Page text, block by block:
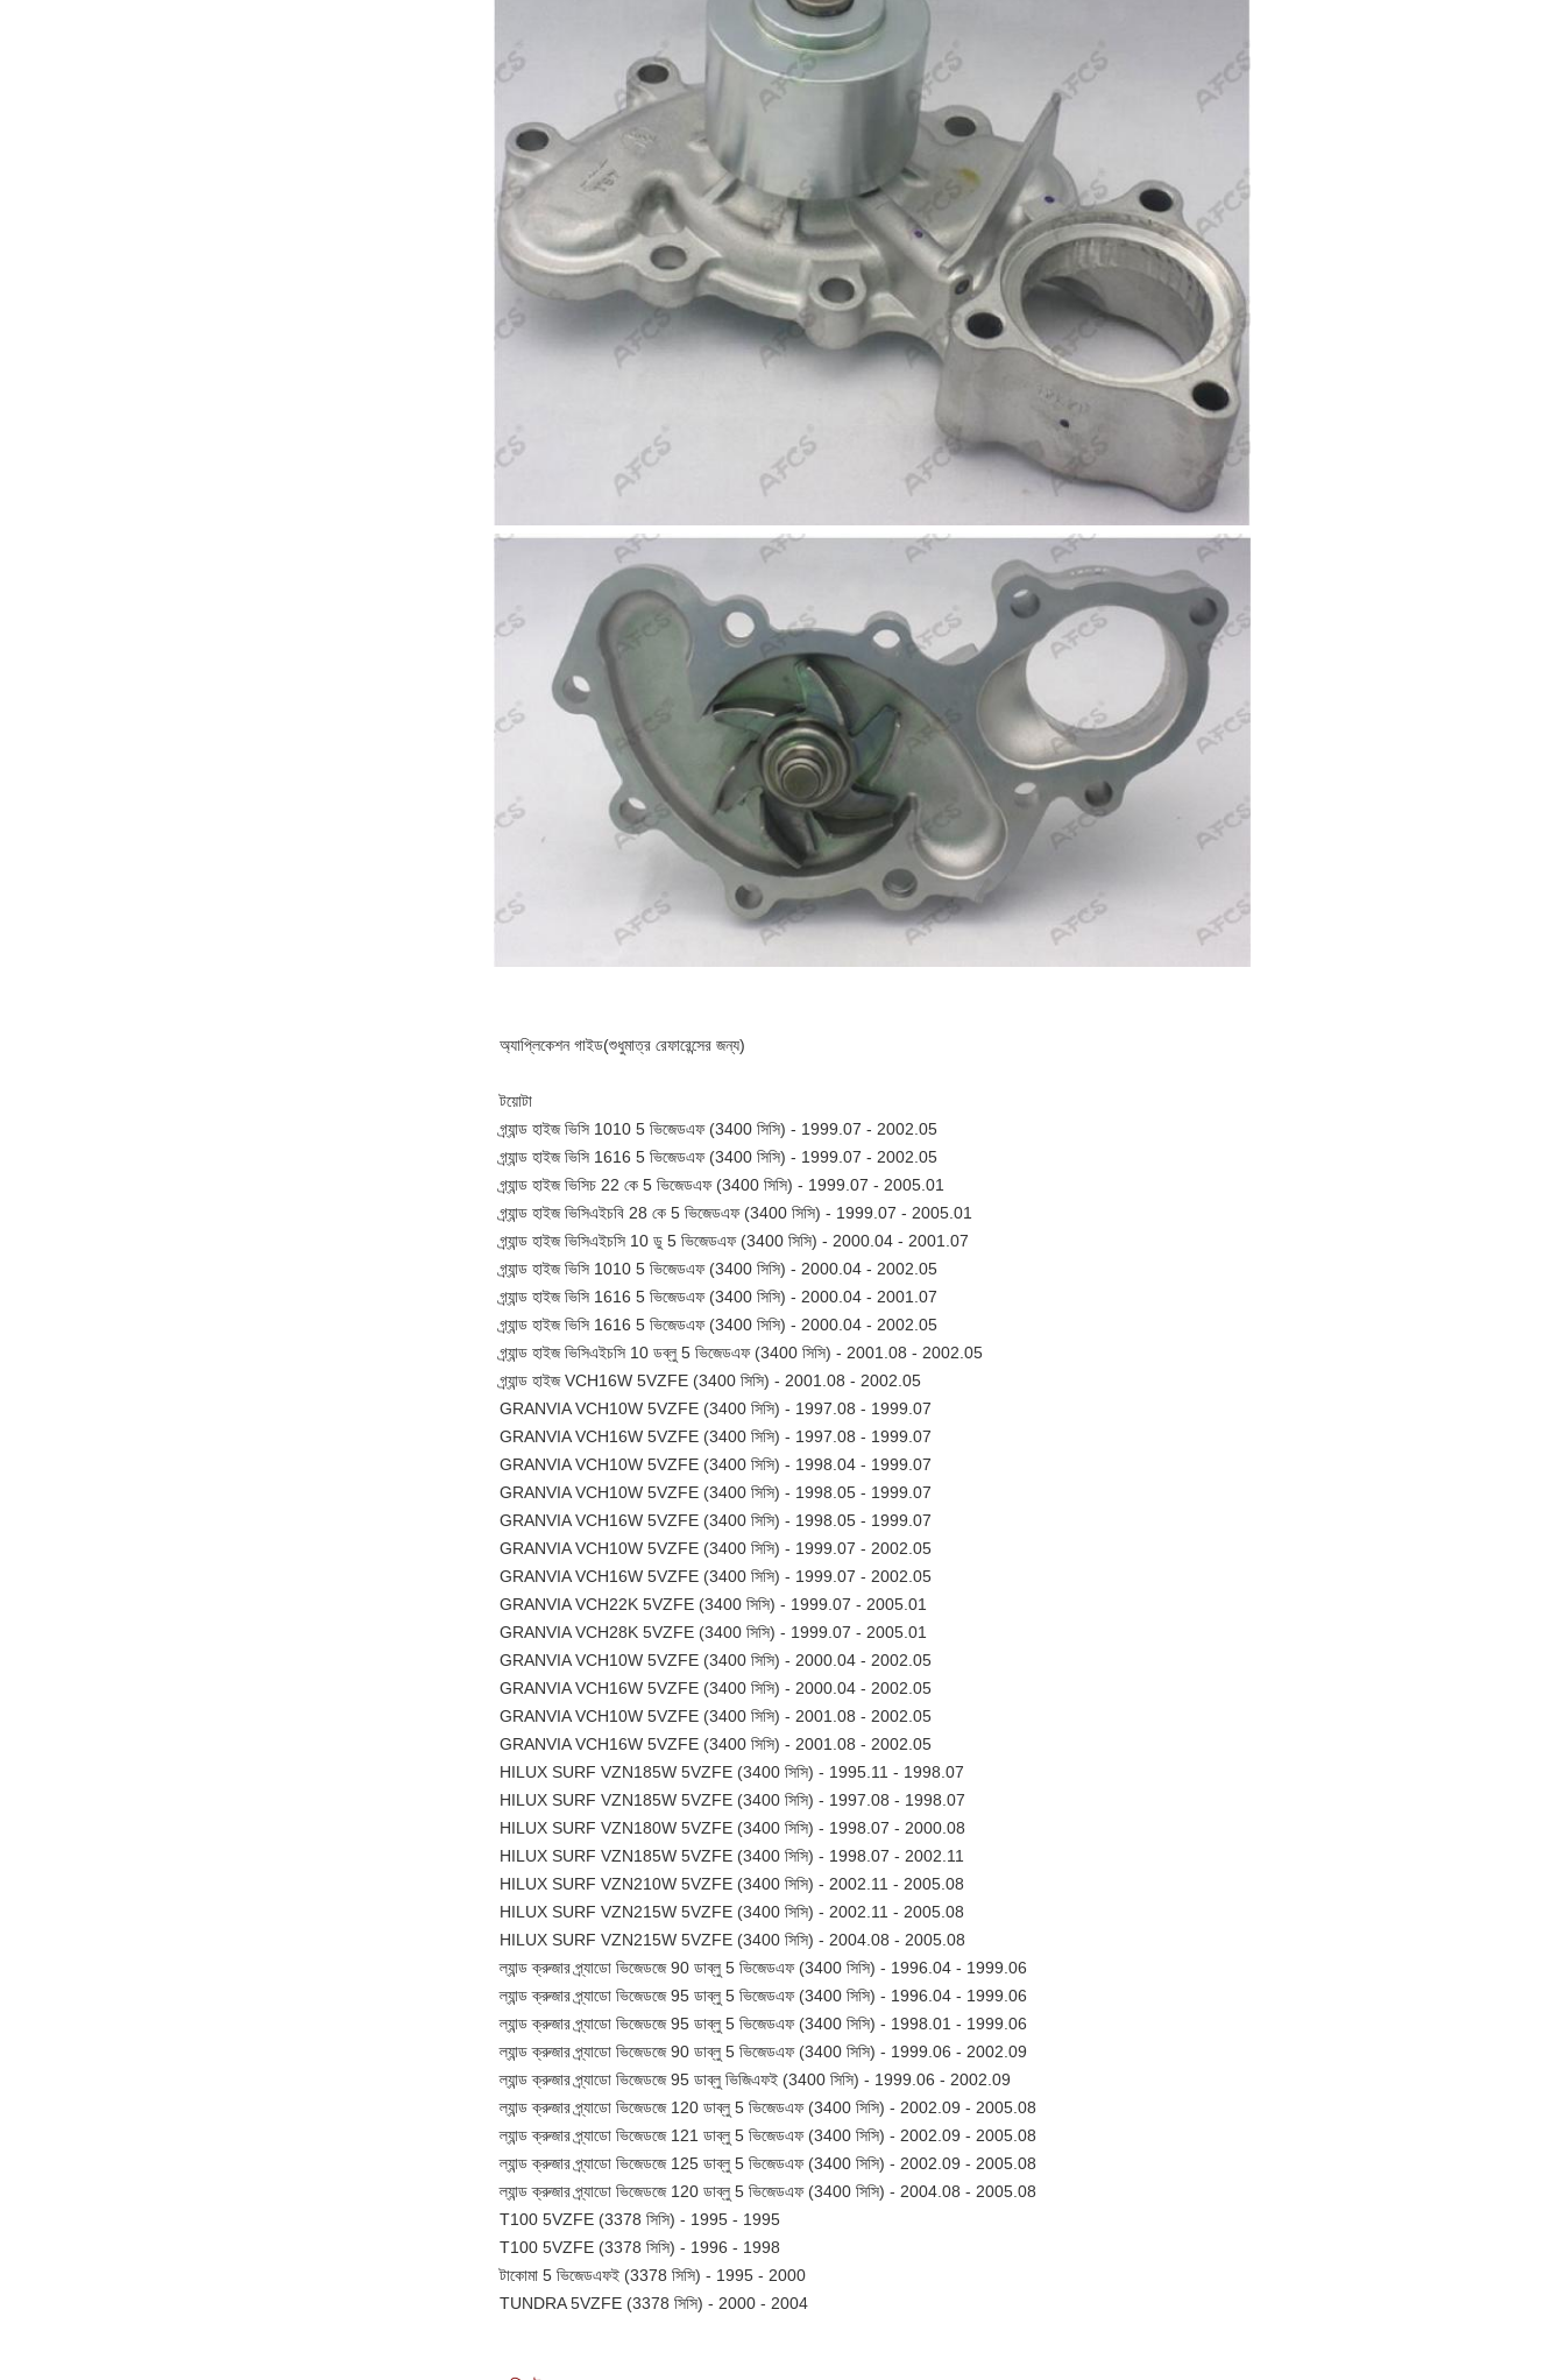
অ্যাপ্লিকেশন গাইড(শুধুমাত্র রেফারেন্সের জন্য)
টয়োটা
গ্র্যান্ড হাইজ ভিসি 1010 5 ভিজেডএফ (3400 সিসি) - 1999.07 - 2002.05
গ্র্যান্ড হাইজ ভিসি 1616 5 ভিজেডএফ (3400 সিসি) - 1999.07 - 2002.05
গ্র্যান্ড হাইজ ভিসিচ 22 কে 5 ভিজেডএফ (3400 সিসি) - 1999.07 - 2005.01
গ্র্যান্ড হাইজ ভিসিএইচবি 28 কে 5 ভিজেডএফ (3400 সিসি) - 1999.07 - 2005.01
গ্র্যান্ড হাইজ ভিসিএইচসি 10 ডু 5 ভিজেডএফ (3400 সিসি) - 2000.04 - 2001.07
গ্র্যান্ড হাইজ ভিসি 1010 5 ভিজেডএফ (3400 সিসি) - 2000.04 - 2002.05
গ্র্যান্ড হাইজ ভিসি 1616 5 ভিজেডএফ (3400 সিসি) - 2000.04 - 2001.07
গ্র্যান্ড হাইজ ভিসি 1616 5 ভিজেডএফ (3400 সিসি) - 2000.04 - 2002.05
গ্র্যান্ড হাইজ ভিসিএইচসি 10 ডব্লু 5 ভিজেডএফ (3400 সিসি) - 2001.08 - 2002.05
গ্র্যান্ড হাইজ VCH16W 5VZFE (3400 সিসি) - 2001.08 - 2002.05
GRANVIA VCH10W 5VZFE (3400 সিসি) - 1997.08 - 1999.07
GRANVIA VCH16W 5VZFE (3400 সিসি) - 1997.08 - 1999.07
GRANVIA VCH10W 5VZFE (3400 সিসি) - 1998.04 - 1999.07
GRANVIA VCH10W 5VZFE (3400 সিসি) - 1998.05 - 1999.07
GRANVIA VCH16W 5VZFE (3400 সিসি) - 1998.05 - 1999.07
GRANVIA VCH10W 5VZFE (3400 সিসি) - 1999.07 - 2002.05
GRANVIA VCH16W 5VZFE (3400 সিসি) - 1999.07 - 2002.05
GRANVIA VCH22K 5VZFE (3400 সিসি) - 1999.07 - 2005.01
GRANVIA VCH28K 5VZFE (3400 সিসি) - 1999.07 - 2005.01
GRANVIA VCH10W 5VZFE (3400 সিসি) - 2000.04 - 2002.05
GRANVIA VCH16W 5VZFE (3400 সিসি) - 2000.04 - 2002.05
GRANVIA VCH10W 5VZFE (3400 সিসি) - 2001.08 - 2002.05
GRANVIA VCH16W 5VZFE (3400 সিসি) - 2001.08 - 2002.05
HILUX SURF VZN185W 5VZFE (3400 সিসি) - 1995.11 - 1998.07
HILUX SURF VZN185W 5VZFE (3400 সিসি) - 1997.08 - 1998.07
HILUX SURF VZN180W 5VZFE (3400 সিসি) - 1998.07 - 2000.08
HILUX SURF VZN185W 5VZFE (3400 সিসি) - 1998.07 - 2002.11
HILUX SURF VZN210W 5VZFE (3400 সিসি) - 2002.11 - 2005.08
HILUX SURF VZN215W 5VZFE (3400 সিসি) - 2002.11 - 2005.08
HILUX SURF VZN215W 5VZFE (3400 সিসি) - 2004.08 - 2005.08
ল্যান্ড ক্রুজার প্র্যাডো ভিজেডজে 90 ডাব্লু 5 ভিজেডএফ (3400 সিসি) - 1996.04 - 1999.06
ল্যান্ড ক্রুজার প্র্যাডো ভিজেডজে 95 ডাব্লু 5 ভিজেডএফ (3400 সিসি) - 1996.04 - 1999.06
ল্যান্ড ক্রুজার প্র্যাডো ভিজেডজে 95 ডাব্লু 5 ভিজেডএফ (3400 সিসি) - 1998.01 - 1999.06
ল্যান্ড ক্রুজার প্র্যাডো ভিজেডজে 90 ডাব্লু 5 ভিজেডএফ (3400 সিসি) - 1999.06 - 2002.09
ল্যান্ড ক্রুজার প্র্যাডো ভিজেডজে 95 ডাব্লু ভিজিএফই (3400 সিসি) - 1999.06 - 2002.09
ল্যান্ড ক্রুজার প্র্যাডো ভিজেডজে 120 ডাব্লু 5 ভিজেডএফ (3400 সিসি) - 2002.09 - 2005.08
ল্যান্ড ক্রুজার প্র্যাডো ভিজেডজে 121 ডাব্লু 5 ভিজেডএফ (3400 সিসি) - 2002.09 - 2005.08
ল্যান্ড ক্রুজার প্র্যাডো ভিজেডজে 125 ডাব্লু 5 ভিজেডএফ (3400 সিসি) - 2002.09 - 2005.08
ল্যান্ড ক্রুজার প্র্যাডো ভিজেডজে 120 ডাব্লু 5 ভিজেডএফ (3400 সিসি) - 2004.08 - 2005.08
T100 5VZFE (3378 সিসি) - 1995 - 1995
T100 5VZFE (3378 সিসি) - 1996 - 1998
টাকোমা 5 ভিজেডএফই (3378 সিসি) - 1995 - 2000
TUNDRA 5VZFE (3378 সিসি) - 2000 - 2004